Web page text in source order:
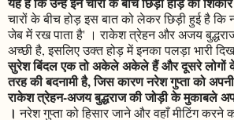
चारों के बीच होड़ इस बात को लेकर छिड़ी हुई है कि
जेब में रख पाता है' । राकेश त्रेहन और अजय
अच्छी है, इसलिए उक्त होड़ में इनका पलड़ा भारी
सुरेश बिंदल एक तो अकेले अकेले हैं और दूसरे लोगों
तरह की बदनामी है, जिस कारण नरेश गुप्ता को
राकेश त्रेहन-अजय बुद्धराज की जोड़ी के मुकाबले
। नरेश गुप्ता को हिसार जाने और वहाँ मीटिंग